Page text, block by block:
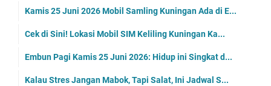
Kamis 25 Juni 2026 Mobil Samling Kuningan Ada di E...
Cek di Sini! Lokasi Mobil SIM Keliling Kuningan Ka...
Embun Pagi Kamis 25 Juni 2026: Hidup ini Singkat d...
Kalau Stres Jangan Mabok, Tapi Salat, Ini Jadwal S...